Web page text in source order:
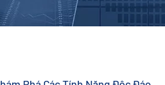
Anti-Drone Cao Cấp
Anti-Drone An Ninh Cơ Sở